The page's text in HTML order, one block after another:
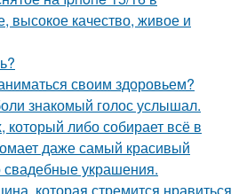
высокое качество, живое и
своим здоровьем?
знакомый голос услышал.
либо собирает всё в
даже самый красивый
свадебные украшения.